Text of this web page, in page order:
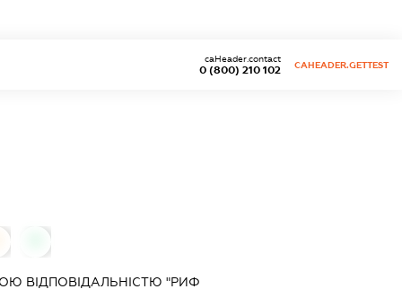
0 (800) 210 102
caHeader.contact
CAHEADER.GETTEST
ВІДПОВІДАЛЬНІСТЮ "РИФ